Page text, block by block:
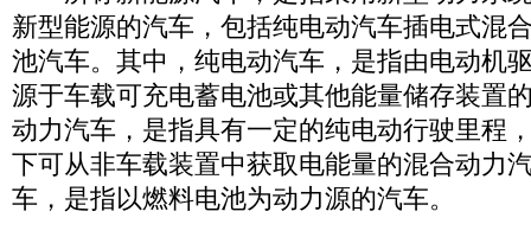
新型能源的汽车，包括纯电动汽车插电式混
池汽车。其中，纯电动汽车，是指由电动机
源于车载可充电蓄电池或其他能量储存装置
动力汽车，是指具有一定的纯电动行驶里程
下可从非车载装置中获取电能量的混合动力
车，是指以燃料电池为动力源的汽车。